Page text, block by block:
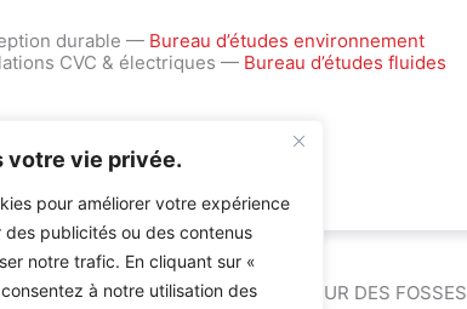
votre vie privée.
pour améliorer votre expérience
publicités ou des contenus
notre trafic. En cliquant sur «
à notre utilisation des
durable — Bureau d’études environnement
CVC & électriques — Bureau d’études fluides
COLLEGE CAMILLE PISSARO – ST MAUR DES FOSSES